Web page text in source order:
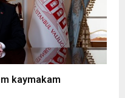
kaymakam